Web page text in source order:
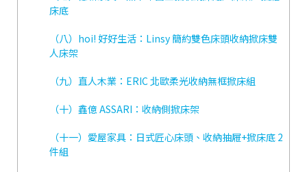
床底
（八）hoi! 好好生活：Linsy 簡約雙色床頭收納掀床雙
人床架
（九）直人木業：ERIC 北歐柔光收納無框掀床組
（十）鑫億 ASSARI：收納側掀床架
（十一）愛屋家具：日式匠心床頭、收納抽屜+掀床底 2
件組